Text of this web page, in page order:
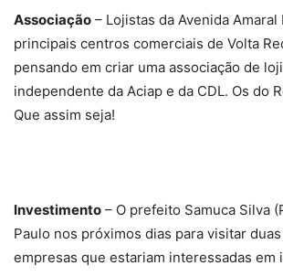
Associação – Lojistas da Avenida
principais centros comerciais de Volta
pensando em criar uma associação de
independente da Aciap e da CDL. Os do
Que assim seja!
Investimento – O prefeito Samuca Silva
Paulo nos próximos dias para visitar
empresas que estariam interessadas em